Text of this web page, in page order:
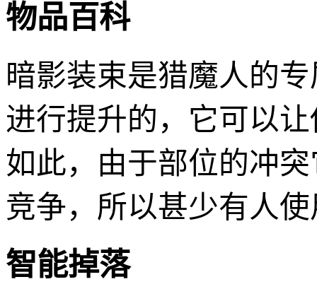
物品百科
暗影装束是猎魔人的
进行提升的，它可以
如此，由于部位的冲
竞争，所以甚少有人
智能掉落